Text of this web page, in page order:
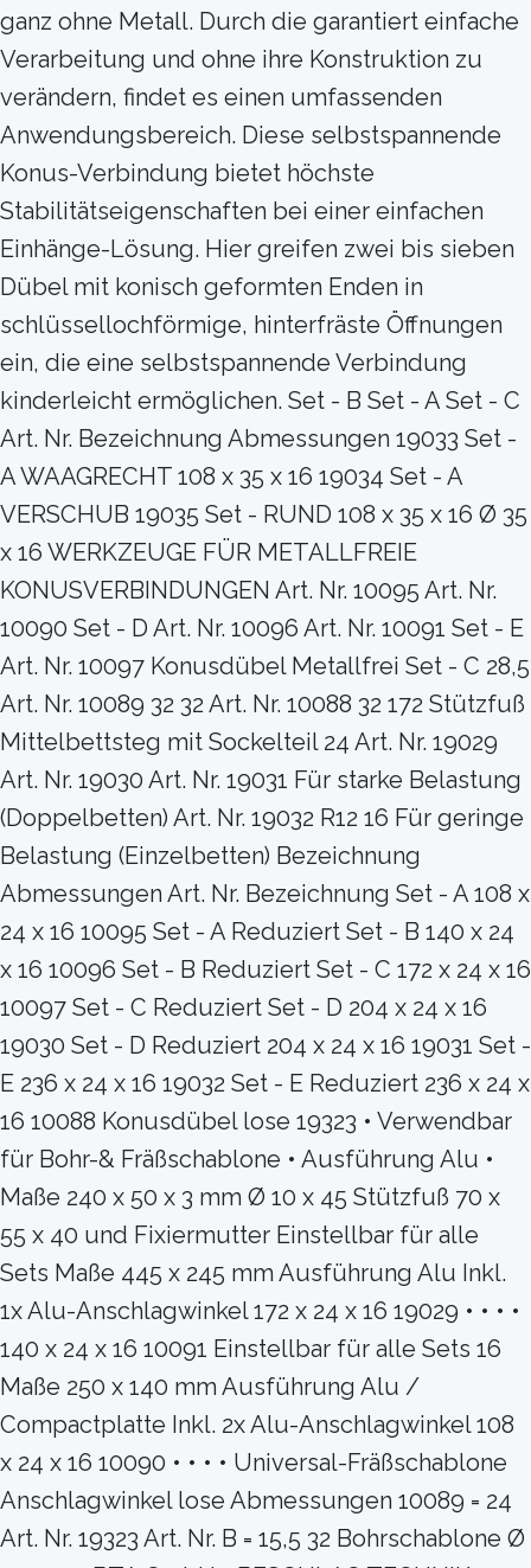
ganz ohne Metall. Durch die garantiert einfache
Verarbeitung und ohne ihre Konstruktion zu
verändern, findet es einen umfassenden
Anwendungsbereich. Diese selbstspannende
Konus-Verbindung bietet höchste
Stabilitätseigenschaften bei einer einfachen
Einhänge-Lösung. Hier greifen zwei bis sieben
Dübel mit konisch geformten Enden in
schlüssellochförmige, hinterfräste Öffnungen
ein, die eine selbstspannende Verbindung
kinderleicht ermöglichen. Set - B Set - A Set - C
Art. Nr. Bezeichnung Abmessungen 19033 Set -
A WAAGRECHT 108 x 35 x 16 19034 Set - A
VERSCHUB 19035 Set - RUND 108 x 35 x 16 Ø 35
x 16 WERKZEUGE FÜR METALLFREIE
KONUSVERBINDUNGEN Art. Nr. 10095 Art. Nr.
10090 Set - D Art. Nr. 10096 Art. Nr. 10091 Set - E
Art. Nr. 10097 Konusdübel Metallfrei Set - C 28,5
Art. Nr. 10089 32 32 Art. Nr. 10088 32 172 Stützfuß
Mittelbettsteg mit Sockelteil 24 Art. Nr. 19029
Art. Nr. 19030 Art. Nr. 19031 Für starke Belastung
(Doppelbetten) Art. Nr. 19032 R12 16 Für geringe
Belastung (Einzelbetten) Bezeichnung
Abmessungen Art. Nr. Bezeichnung Set - A 108 x
24 x 16 10095 Set - A Reduziert Set - B 140 x 24
x 16 10096 Set - B Reduziert Set - C 172 x 24 x 16
10097 Set - C Reduziert Set - D 204 x 24 x 16
19030 Set - D Reduziert 204 x 24 x 16 19031 Set -
E 236 x 24 x 16 19032 Set - E Reduziert 236 x 24 x
16 10088 Konusdübel lose 19323 • Verwendbar
für Bohr-& Fräßschablone • Ausführung Alu •
Maße 240 x 50 x 3 mm Ø 10 x 45 Stützfuß 70 x
55 x 40 und Fixiermutter Einstellbar für alle
Sets Maße 445 x 245 mm Ausführung Alu Inkl.
1x Alu-Anschlagwinkel 172 x 24 x 16 19029 • • • •
140 x 24 x 16 10091 Einstellbar für alle Sets 16
Maße 250 x 140 mm Ausführung Alu /
Compactplatte Inkl. 2x Alu-Anschlagwinkel 108
x 24 x 16 10090 • • • • Universal-Fräßschablone
Anschlagwinkel lose Abmessungen 10089 = 24
Art. Nr. 19323 Art. Nr. B = 15,5 32 Bohrschablone Ø